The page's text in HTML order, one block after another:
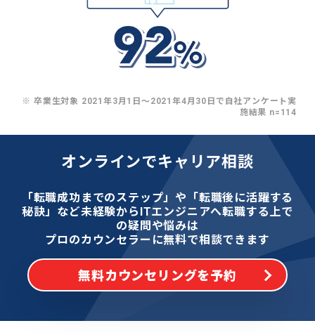
※ 卒業生対象 2021年3月1日〜2021年4月30日で自社アンケート実
施結果 n=114
オンラインでキャリア相談
「転職成功までのステップ」や「転職後に活躍する
秘訣」など未経験からITエンジニアへ転職する上で
の疑問や悩みは
プロのカウンセラーに無料で相談できます
無料カウンセリングを予約